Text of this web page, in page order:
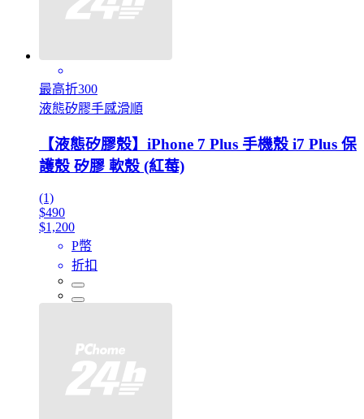
最高折300
液態矽膠手感滑順
【液態矽膠殼】iPhone 7 Plus 手機殼 i7 Plus 保
護殼 矽膠 軟殼 (紅莓)
(1)
$490
$1,200
P幣
折扣